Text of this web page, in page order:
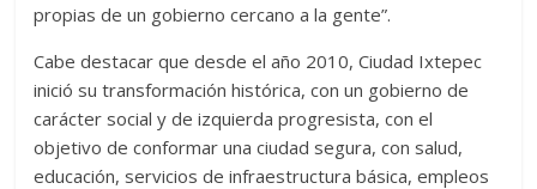
propias de un gobierno cercano a la gente”.
Cabe destacar que desde el año 2010, Ciudad Ixtepec
inició su transformación histórica, con un gobierno de
carácter social y de izquierda progresista, con el
objetivo de conformar una ciudad segura, con salud,
educación, servicios de infraestructura básica, empleos